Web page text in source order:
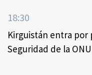
18:30
Kirguistán entra por
Seguridad de la ONU